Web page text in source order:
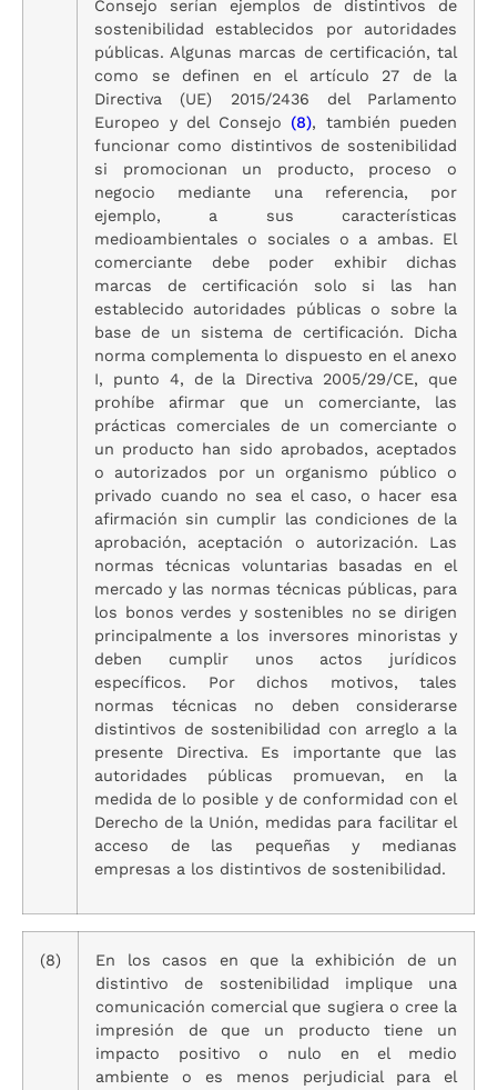
Consejo serían ejemplos de distintivos de
sostenibilidad establecidos por autoridades
públicas. Algunas marcas de certificación, tal
como se definen en el artículo 27 de la
Directiva (UE) 2015/2436 del Parlamento
Europeo y del Consejo (8), también pueden
funcionar como distintivos de sostenibilidad
si promocionan un producto, proceso o
negocio mediante una referencia, por
ejemplo, a sus características
medioambientales o sociales o a ambas. El
comerciante debe poder exhibir dichas
marcas de certificación solo si las han
establecido autoridades públicas o sobre la
base de un sistema de certificación. Dicha
norma complementa lo dispuesto en el anexo
I, punto 4, de la Directiva 2005/29/CE, que
prohíbe afirmar que un comerciante, las
prácticas comerciales de un comerciante o
un producto han sido aprobados, aceptados
o autorizados por un organismo público o
privado cuando no sea el caso, o hacer esa
afirmación sin cumplir las condiciones de la
aprobación, aceptación o autorización. Las
normas técnicas voluntarias basadas en el
mercado y las normas técnicas públicas, para
los bonos verdes y sostenibles no se dirigen
principalmente a los inversores minoristas y
deben cumplir unos actos jurídicos
específicos. Por dichos motivos, tales
normas técnicas no deben considerarse
distintivos de sostenibilidad con arreglo a la
presente Directiva. Es importante que las
autoridades públicas promuevan, en la
medida de lo posible y de conformidad con el
Derecho de la Unión, medidas para facilitar el
acceso de las pequeñas y medianas
empresas a los distintivos de sostenibilidad.
(8)
En los casos en que la exhibición de un
distintivo de sostenibilidad implique una
comunicación comercial que sugiera o cree la
impresión de que un producto tiene un
impacto positivo o nulo en el medio
ambiente o es menos perjudicial para el